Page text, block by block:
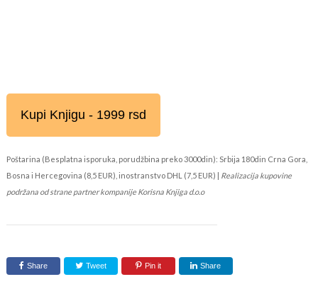
Kupi Knjigu - 1999 rsd
Poštarina (Besplatna isporuka, porudžbina preko 3000din): Srbija 180din Crna Gora,
Bosna i Hercegovina (8,5 EUR), inostranstvo DHL (7,5 EUR) | Realizacija kupovine
podržana od strane partner kompanije Korisna Knjiga d.o.o
Share Tweet Pin it Share